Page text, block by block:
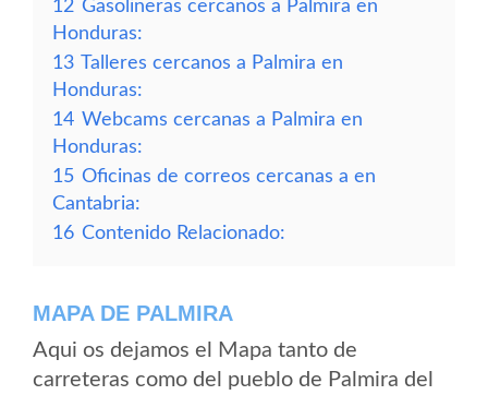
12 Gasolineras cercanos a Palmira en
Honduras:
13 Talleres cercanos a Palmira en
Honduras:
14 Webcams cercanas a Palmira en
Honduras:
15 Oficinas de correos cercanas a en
Cantabria:
16 Contenido Relacionado:
MAPA DE PALMIRA
Aqui os dejamos el Mapa tanto de
carreteras como del pueblo de Palmira del